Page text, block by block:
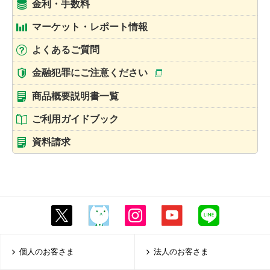
金利・手数料
マーケット・レポート情報
よくあるご質問
金融犯罪にご注意ください
商品概要説明書一覧
ご利用ガイドブック
資料請求
個人のお客さま 法人のお客さま